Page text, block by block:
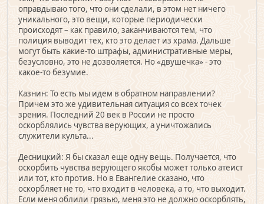
оправдываю того, что они сделали, в этом нет ничего
уникального, это вещи, которые периодически
происходят – как правило, заканчиваются тем, что
полиция выводит тех, кто это делает из храма. Дальше
могут быть какие-то штрафы, административные меры,
безусловно, это не дозволяется. Но «двушечка» - это
какое-то безумие.
Казнин: То есть мы идем в обратном направлении?
Причем это же удивительная ситуация со всех точек
зрения. Последний 20 век в России не просто
оскорблялись чувства верующих, а уничтожались
служители культа...
Десницкий: Я бы сказал еще одну вещь. Получается, что
оскорбить чувства верующего якобы может только атеист
или тот, кто против. Но в Евангелие сказано, что
оскорбляет не то, что входит в человека, а то, что выходит.
Если меня облили грязью, меня это не должно оскорблять,